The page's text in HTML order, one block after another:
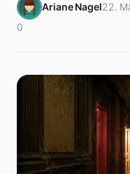
Ariane Nagel22.
0